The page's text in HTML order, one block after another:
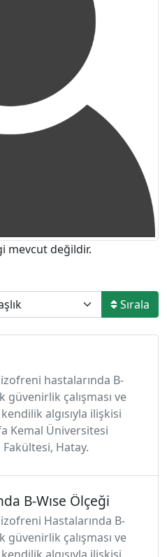
mevcut değildir.
Sırala
hastalarında B-
çalışması ve
algısıyla ilişkisi
Kemal Üniversitesi
Hatay.
B-Wıse Ölçeği
Hastalarında B-
çalışması ve